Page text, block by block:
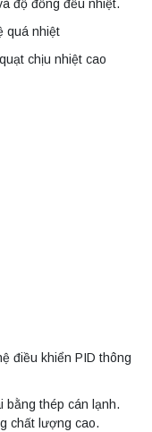
độ đồng đều nhiệt.
quá nhiệt
chịu nhiệt cao
điều khiển PID thông
bằng thép cán lạnh.
chất lượng cao.